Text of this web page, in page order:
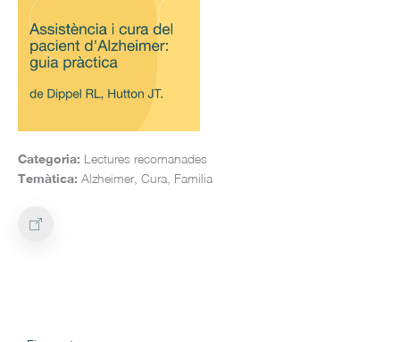
Categoria: Lectures recomanades
Temàtica: Alzheimer, Cura, Familia